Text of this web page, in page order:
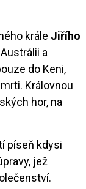
krále Jiřího
a
do Keni,
Královnou
hor, na
píseň kdysi
jež